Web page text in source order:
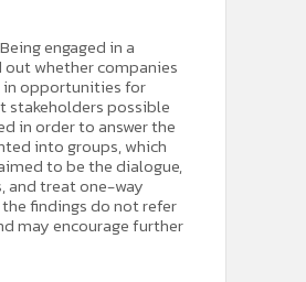
engaged in a
whether companies
in opportunities for
stakeholders possible
in order to answer the
into groups, which
to be the dialogue,
and treat one-way
findings do not refer
may encourage further